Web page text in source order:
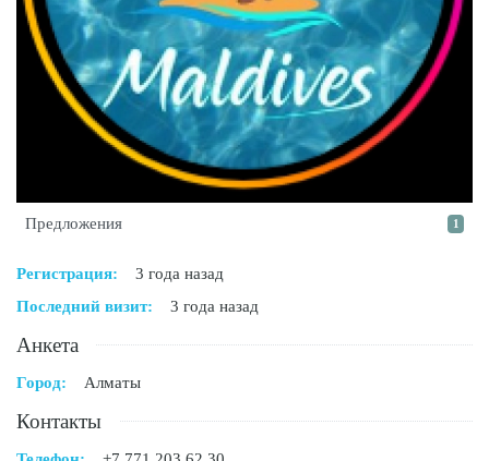
Предложения 1
Регистрация:
3 года назад
Последний визит:
3 года назад
Анкета
Город: Алматы
Контакты